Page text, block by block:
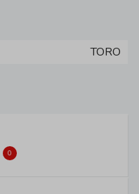
TORO
0